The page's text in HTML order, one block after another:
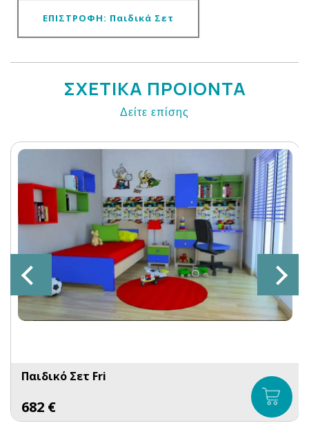
ΕΠΙΣΤΡΟΦΗ: Παιδικά Σετ
ΣΧΕΤΙΚΑ ΠΡΟΙΟΝΤΑ
Δείτε επίσης
Παιδικό Σετ Fri
682 €